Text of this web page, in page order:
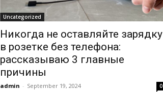
Uncategorized
Никогда не оставляйте зарядку
в розетке без телефона:
рассказываю 3 главные
причины
admin - September 19, 2024 0